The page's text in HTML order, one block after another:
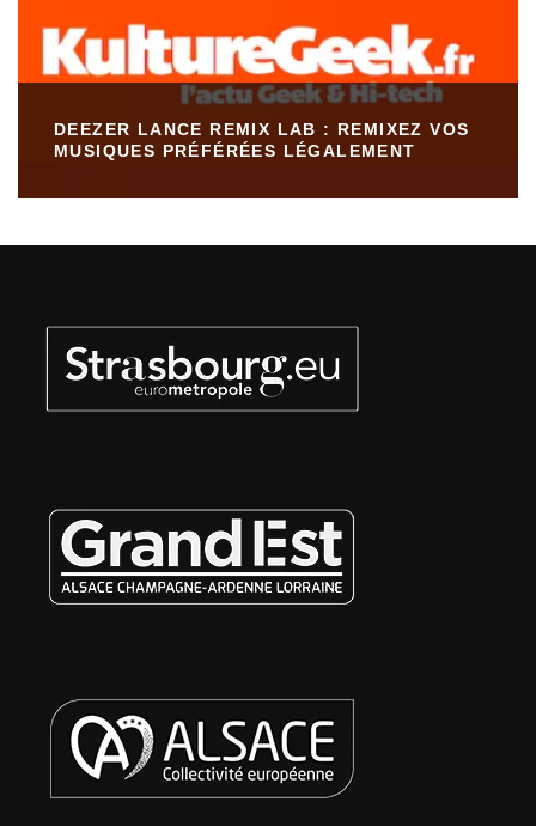
DEEZER LANCE REMIX LAB : REMIXEZ VOS
MUSIQUES PRÉFÉRÉES LÉGALEMENT